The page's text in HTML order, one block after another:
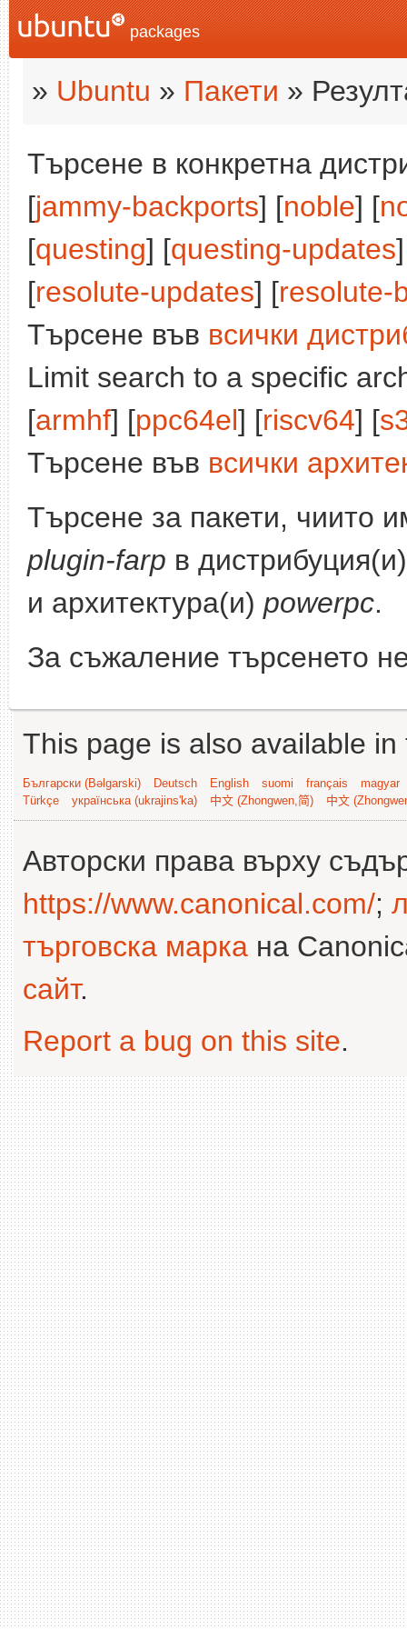
packages
» Ubuntu » Пакети »
Търсене в конкретна
[jammy-backports] [noble] [
[questing] [questing-updates
[resolute-updates] [resolute-
Търсене във всички
Limit search to a specific
[armhf] [ppc64el] [riscv64] [
Търсене във всички
Търсене за пакети, чиито
plugin-farp в
и архитектура(и) powerpc.
За съжаление търсенето
This page is also available
Български (Bəlgarski) Deutsch English suomi français
magyar
Türkçe
українська (ukrajins'ka) 中文 (Zhongwen,简) 中文
Авторски права върху
https://www.canonical.com/;
търговска марка на
сайт.
Report a bug on this site.